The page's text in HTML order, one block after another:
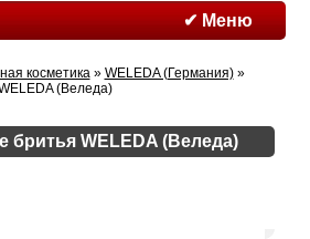
✔ Меню
косметика» WELEDA (Германия)»
(Веледа)
бритья WELEDA (Веледа)